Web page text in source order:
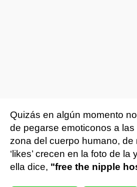
Quizás en algún momento
de pegarse emoticonos a
zona del cuerpo humano, de
‘likes’ crecen en la foto de la
ella dice, "free the nipple